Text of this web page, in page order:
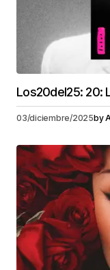
Los20del25: 20:
03/diciembre/2025by